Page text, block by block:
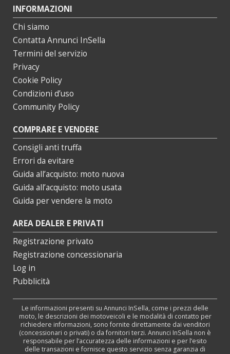
INFORMAZIONI
Chi siamo
Contatta Annunci InSella
Termini del servizio
Privacy
Cookie Policy
Condizioni d’uso
Community Policy
COMPRARE E VENDERE
Consigli anti truffa
Errori da evitare
Guida all’acquisto: moto nuova
Guida all’acquisto: moto usata
Guida per vendere la moto
AREA DEALER E PRIVATI
Registrazione privato
Registrazione concessionaria
Log in
Pubblicità
Le informazioni presenti su Annunci InSella, come i prezzi delle
moto, le descrizioni dei motoveicoli e le modalità di contatto per
richiedere informazioni, sono fornite direttamente dai venditori
(concessionari o privati) o da fornitori terzi. Annunci InSella non è
responsabile per l’accuratezza delle informazioni e per l’esito
delle transazioni e fornisce questo servizio senza garanzia di